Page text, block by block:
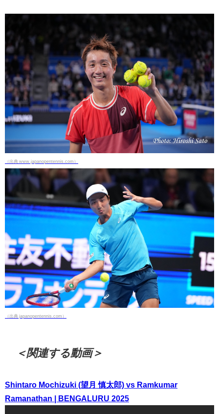
（出典 www.japanopentennis.com）
（出典 japanopentennis.com）
＜関連する動画＞
Shintaro Mochizuki (望月 慎太郎) vs Ramkumar
Ramanathan | BENGALURU 2025